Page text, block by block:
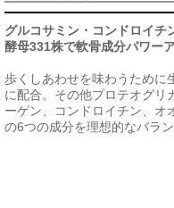
グルコサミン・コンドロイチ
酵母331株で軟骨成分パワー
歩くしあわせを味わうために
に配合。その他プロテオグリ
ーゲン、コンドロイチン、オ
の6つの成分を理想的なバラ